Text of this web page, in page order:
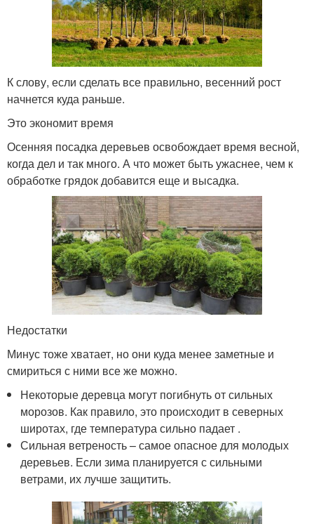
К слову, если сделать все правильно, весенний рост
начнется куда раньше.
Это экономит время
Осенняя посадка деревьев освобождает время весной,
когда дел и так много. А что может быть ужаснее, чем к
обработке грядок добавится еще и высадка.
Недостатки
Минус тоже хватает, но они куда менее заметные и
смириться с ними все же можно.
Некоторые деревца могут погибнуть от сильных
морозов. Как правило, это происходит в северных
широтах, где температура сильно падает .
Сильная ветреность – самое опасное для молодых
деревьев. Если зима планируется с сильными
ветрами, их лучше защитить.